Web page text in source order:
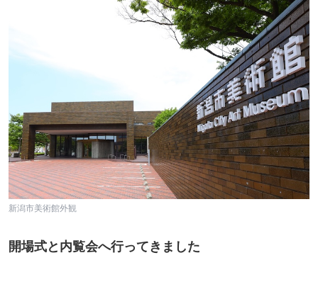
新潟市美術館外観
開場式と内覧会へ行ってきました